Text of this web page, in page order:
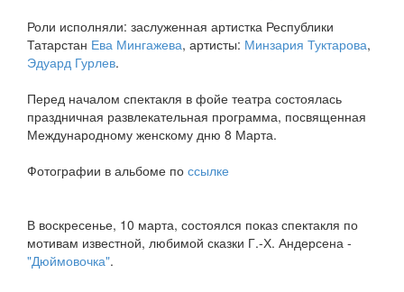
Роли исполняли: заслуженная артистка Республики
Татарстан Ева Мингажева, артисты: Минзария Туктарова,
Эдуард Гурлев.
Перед началом спектакля в фойе театра состоялась
праздничная развлекательная программа, посвященная
Международному женскому дню 8 Марта.
Фотографии в альбоме по ссылке
В воскресенье, 10 марта, состоялся показ спектакля по
мотивам известной, любимой сказки Г.-Х. Андерсена -
"Дюймовочка".